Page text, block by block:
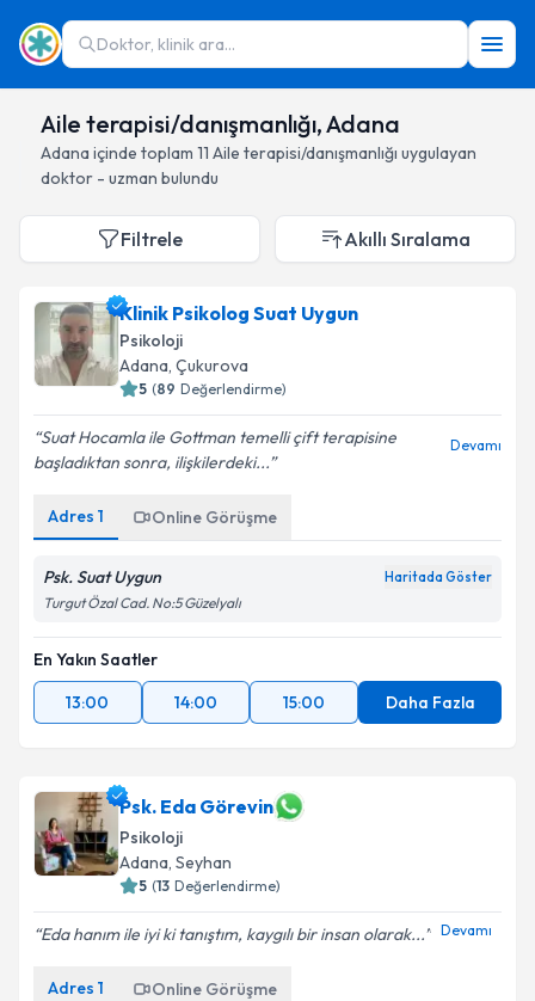
Doktor, klinik ara...
Aile terapisi/danışmanlığı, Adana
Adana içinde toplam 11 Aile terapisi/danışmanlığı uygulayan
doktor - uzman bulundu
Filtrele Akıllı Sıralama
Klinik Psikolog Suat Uygun
Psikoloji
Adana, Çukurova
5 (89 Değerlendirme)
Suat Hocamla ile Gottman temelli çift terapisine
başladıktan sonra, ilişkilerdeki...
Devamı
Adres 1 Online Görüşme
Psk. Suat Uygun Haritada Göster
Turgut Özal Cad. No:5 Güzelyalı
En Yakın Saatler
13:00
14:00 15:00 Daha Fazla
Psk. Eda Görevin
Psikoloji
Adana, Seyhan
5 (13 Değerlendirme)
Eda hanım ile iyi ki tanıştım, kaygılı bir insan olarak... Devamı
Adres 1 Online Görüşme